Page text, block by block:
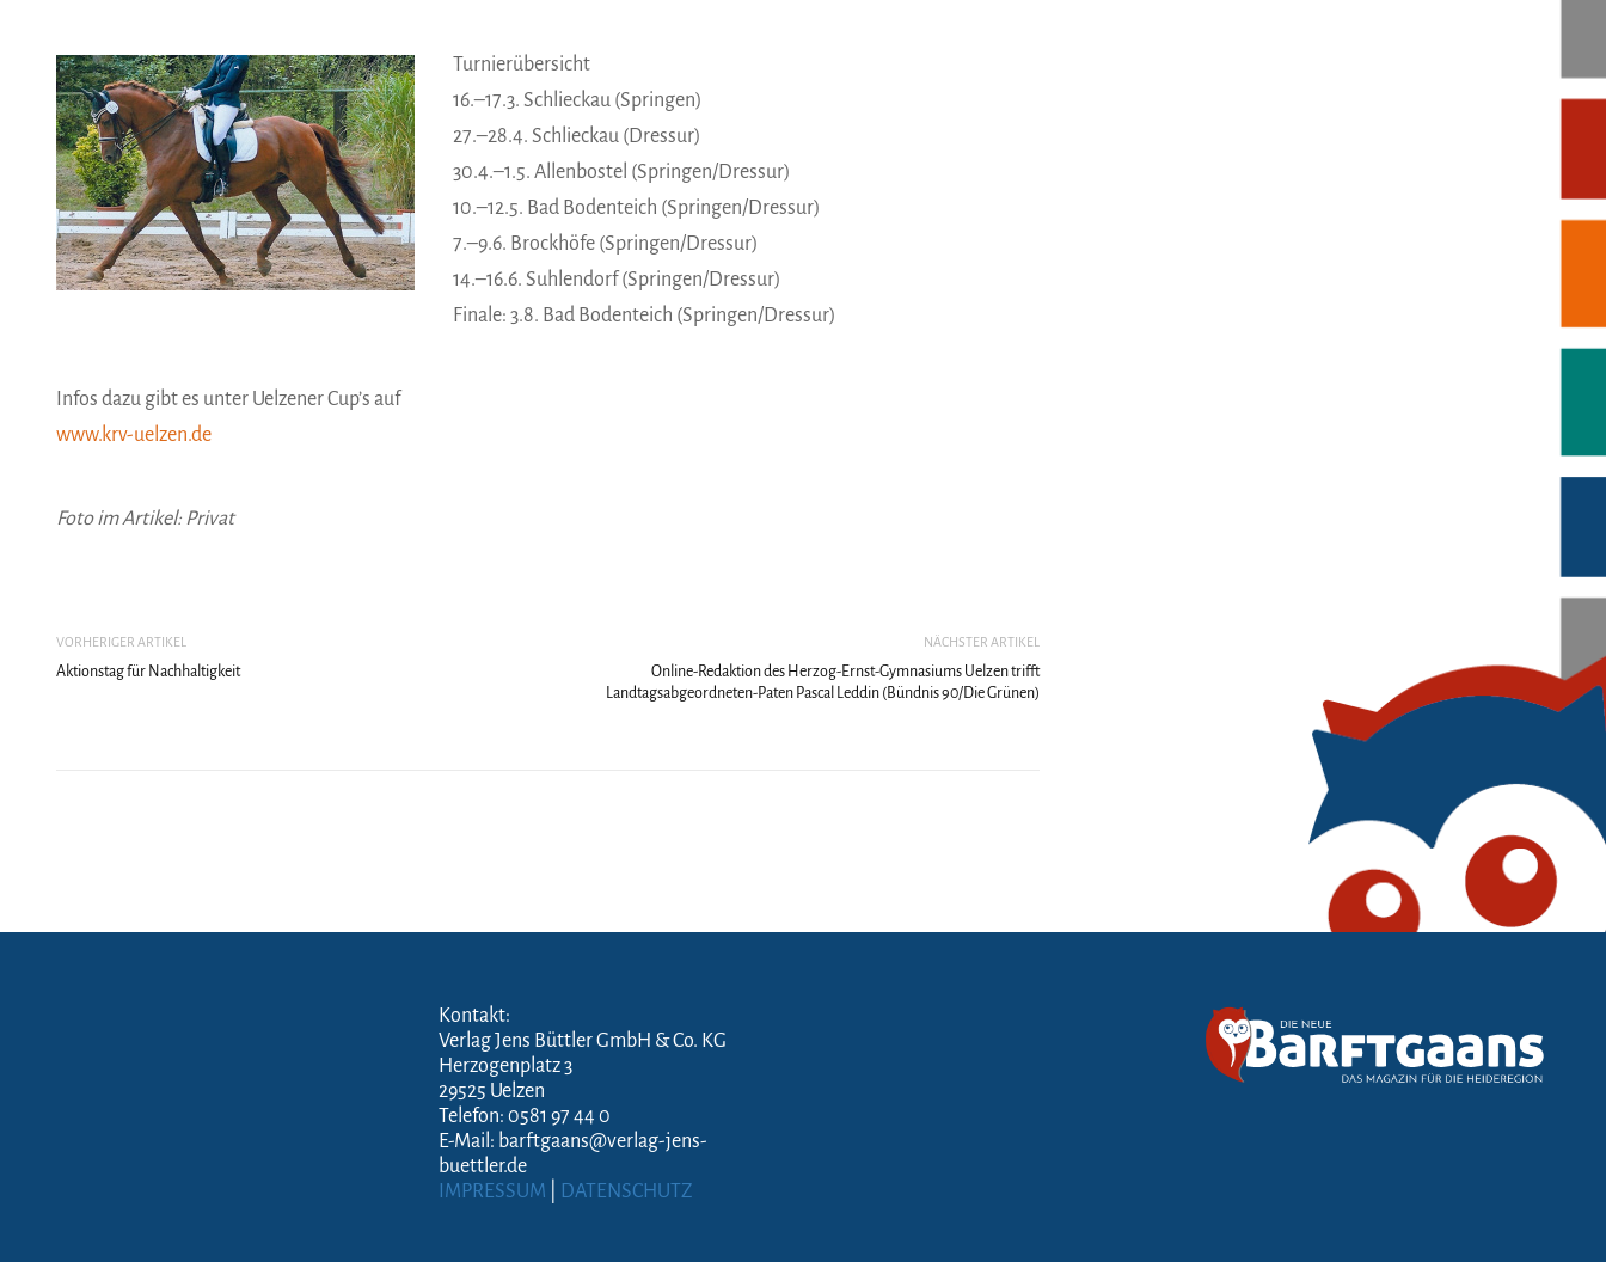
Turnierübersicht
16.–17.3. Schlieckau (Springen)
27.–28.4. Schlieckau (Dressur)
30.4.–1.5. Allenbostel (Springen/Dressur)
10.–12.5. Bad Bodenteich (Springen/Dressur)
7.–9.6. Brockhöfe (Springen/Dressur)
14.–16.6. Suhlendorf (Springen/Dressur)
Finale: 3.8. Bad Bodenteich (Springen/Dressur)
Infos dazu gibt es unter Uelzener Cup’s auf
www.krv-uelzen.de
Foto im Artikel: Privat
VORHERIGER ARTIKEL
Aktionstag für Nachhaltigkeit
NÄCHSTER ARTIKEL
Online-Redaktion des Herzog-Ernst-Gymnasiums Uelzen trifft
Landtagsabgeordneten-Paten Pascal Leddin (Bündnis 90/Die Grünen)
Kontakt:
Verlag Jens Büttler GmbH & Co. KG
Herzogenplatz 3
29525 Uelzen
Telefon: 0581 97 44 0
E-Mail: barftgaans@verlag-jens-
buettler.de
IMPRESSUM
DATENSCHUTZ